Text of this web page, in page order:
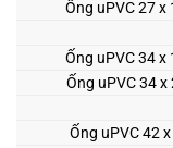
Ống uPVC 27 x
Ống uPVC 34 x
Ống uPVC 34
Ống uPVC 42